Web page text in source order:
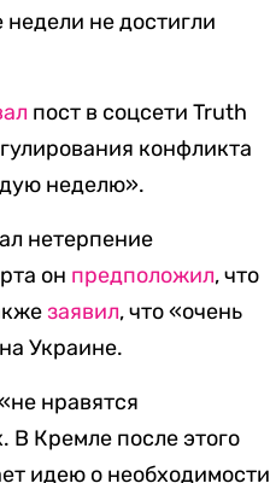
не достигли
пост в соцсети Truth
конфликта
неделю».
нетерпение
он предположил, что
заявил, что «очень
Украине.
нравятся
В Кремле после этого
идею о необходимости